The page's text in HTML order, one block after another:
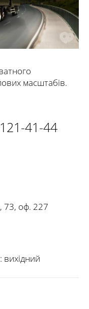
масштабів.
41-44
73, оф. 227
вихідний